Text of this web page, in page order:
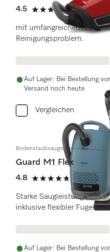
4.5
4.5 Sterne von 5
(11
mit umfangreichem
Reinigungsproblem.
Auf Lager: Bei Bestellung
Versand noch heute
Vergleichen
Bodenstaubsauger mit Beutel
Guard M1 Flex
4.8
4.8 Sterne von 5
(28
Starke Saugleistung |
inklusive flexibler
Auf Lager: Bei Bestellung